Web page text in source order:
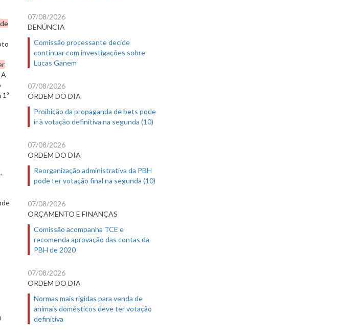
A
07/08/2026
DENÚNCIA
Comissão processante decide
continuar com investigações sobre
Lucas Ganem
07/08/2026
ORDEM DO DIA
Proibição da propaganda de bets pode
ir à votação definitiva na segunda (10)
07/08/2026
ORDEM DO DIA
Reorganização administrativa da PBH
pode ter votação final na segunda (10)
07/08/2026
ORÇAMENTO E FINANÇAS
Comissão acompanha TCE e
recomenda aprovação das contas da
PBH de 2020
07/08/2026
ORDEM DO DIA
Normas mais rígidas para venda de
animais domésticos deve ter votação
definitiva